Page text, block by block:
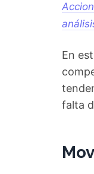
En
falta